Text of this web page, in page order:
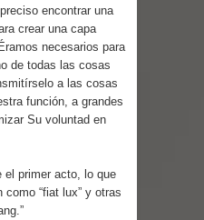
encontrar una
crear una capa
necesarios para
de todas las cosas
a las cosas
función, a grandes
Su voluntad en
el primer acto, lo que
“fiat lux” y otras